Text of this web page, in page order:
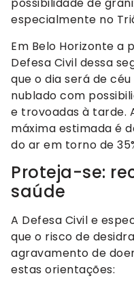
possibilidade de
especialmente no
Em Belo Horizonte a
Defesa Civil dessa
que o dia será de
nublado com
e trovoadas à tarde.
máxima estimada é
do ar em torno de
Proteja-se:
saúde
A Defesa Civil e
que o risco de
agravamento de
estas orientações: